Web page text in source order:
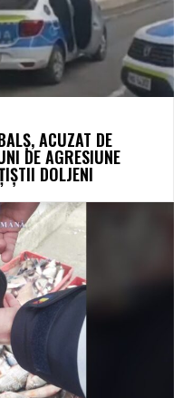
ACUZAT DE
DE AGRESIUNE
DOLJENI